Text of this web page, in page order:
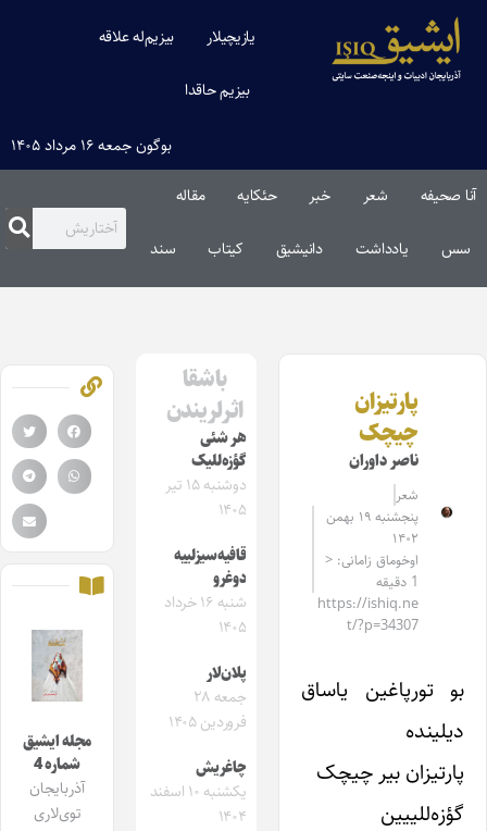
یازیچیلار بیزیم‌له علاقه
بیزیم حاقدا
بوگون جمعه ۱۶ مرداد ۱۴۰۵
آنا صحیفه شعر خبر حئکایه مقاله‌
سس یادداشت دانیشیق کیتاب سند
پارتیزان
چیچک
ناصر داوران
شعر
پنجشنبه ۱۹ بهمن
۱۴۰۲
اوخوماق زامانی: <
1 دقیقه
https://ishiq.ne
t/?p=34307
بو تورپاغین یاساق
دیلینده
پارتیزان بیر چیچک
گؤزه‌للییین
باشقا
اثرلریندن
هر شئی
گؤزه‌للیک
دوشنبه ۱۵ تیر
۱۴۰۵
قافیه‌سیزلییه
دوغرو
شنبه ۱۶ خرداد
۱۴۰۵
پلان‌لار
جمعه ۲۸
فروردین ۱۴۰۵
چاغریش
یکشنبه ۱۰ اسفند
۱۴۰۴
مجله ایشیق
شماره 4
آذربایجان
توی‌لاری